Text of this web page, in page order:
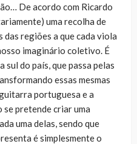
De acordo com Ricardo
uma recolha de
regiões a que cada viola
imaginário coletivo. É
sul do país, que passa pelas
essas mesmas
portuguesa e a
pretende criar uma
uma delas, sendo que
é simplesmente o